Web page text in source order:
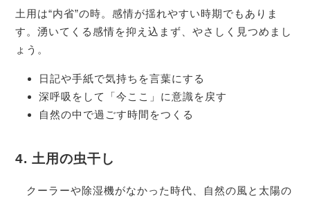
土用は“内省”の時。感情が揺れやすい時期でもありま
す。湧いてくる感情を抑え込まず、やさしく見つめまし
ょう。
日記や手紙で気持ちを言葉にする
深呼吸をして「今ここ」に意識を戻す
自然の中で過ごす時間をつくる
4. 土用の虫干し
クーラーや除湿機がなかった時代、自然の風と太陽の